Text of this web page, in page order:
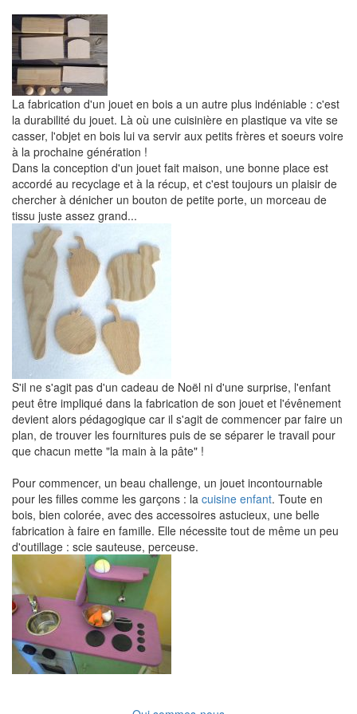
La fabrication d'un jouet en bois a un autre plus indéniable : c'est
la durabilité du jouet. Là où une cuisinière en plastique va vite se
casser, l'objet en bois lui va servir aux petits frères et soeurs voire
à la prochaine génération !
Dans la conception d'un jouet fait maison, une bonne place est
accordé au recyclage et à la récup, et c'est toujours un plaisir de
chercher à dénicher un bouton de petite porte, un morceau de
tissu juste assez grand...
S'il ne s'agit pas d'un cadeau de Noël ni d'une surprise, l'enfant
peut être impliqué dans la fabrication de son jouet et l'évênement
devient alors pédagogique car il s'agit de commencer par faire un
plan, de trouver les fournitures puis de se séparer le travail pour
que chacun mette "la main à la pâte" !
Pour commencer, un beau challenge, un jouet incontournable
pour les filles comme les garçons : la cuisine enfant. Toute en
bois, bien colorée, avec des accessoires astucieux, une belle
fabrication à faire en famille. Elle nécessite tout de même un peu
d'outillage : scie sauteuse, perceuse.